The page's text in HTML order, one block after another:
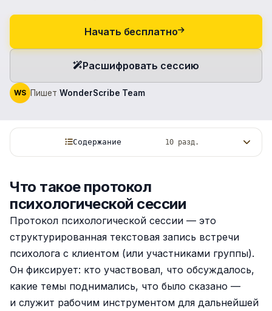
Начать бесплатно
Расшифровать сессию
WS Пишет WonderScribe Team
Содержание 10 разд.
Что такое протокол
психологической сессии
Протокол психологической сессии — это
структурированная текстовая запись встречи
психолога с клиентом (или участниками группы).
Он фиксирует: кто участвовал, что обсуждалось,
какие темы поднимались, что было сказано —
и служит рабочим инструментом для дальнейшей